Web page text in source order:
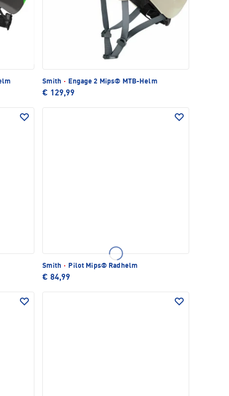
Smith · Engage 2 Mips® MTB-Helm
€ 129,99
Smith · Pilot Mips® Radhelm
€ 84,99